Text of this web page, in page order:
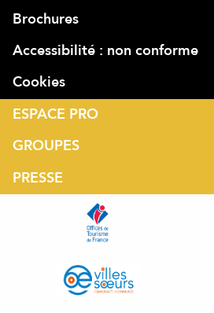
Brochures
Accessibilité : non conforme
Cookies
ESPACE PRO
GROUPES
PRESSE